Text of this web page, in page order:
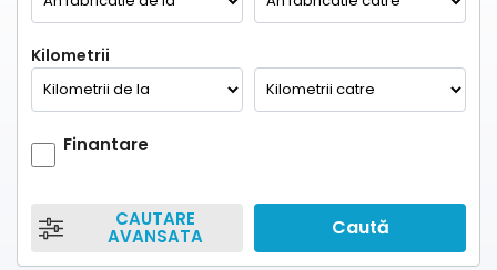
Kilometrii
Finantare
CAUTARE
AVANSATA Caută